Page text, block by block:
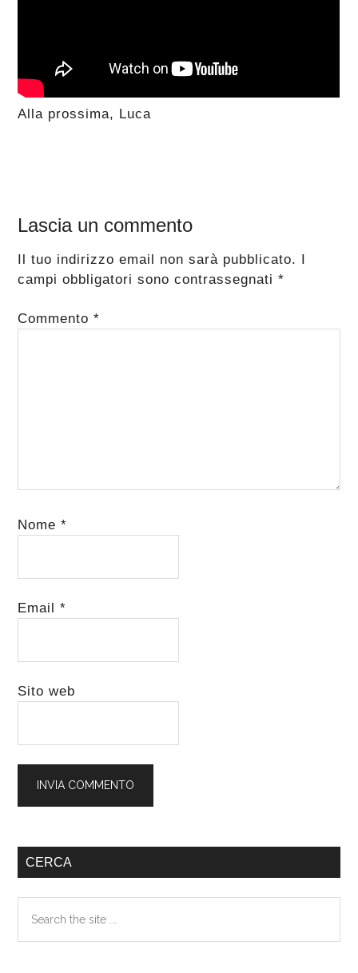
Alla prossima, Luca
Interazioni
del
lettore
Lascia un commento
Il tuo indirizzo email non sarà pubblicato. I
campi obbligatori sono contrassegnati*
Commento*
Nome*
Email*
Sito web
Barra
primaria
CERCA
the